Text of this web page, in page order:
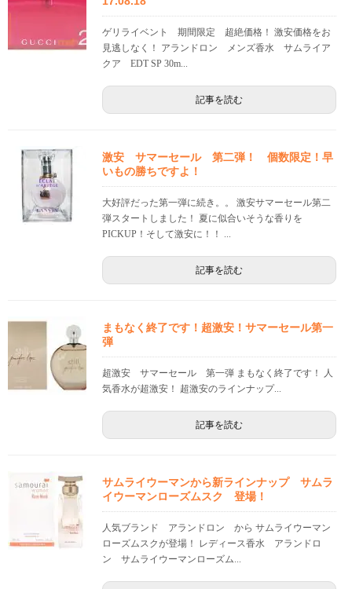
ゲリライベント 期間限定 超絶価格！ 激安価格をお
見逃しなく！ アランドロン メンズ香水 サムライア
クア EDT SP 30m...
記事を読む
激安 サマーセール 第二弾！ 個数限定！早
いもの勝ちですよ！
大好評だった第一弾に続き。。 激安サマーセール第二
弾スタートしました！ 夏に似合いそうな香りを
PICKUP！そして激安に！！ ...
記事を読む
まもなく終了です！超激安！サマーセール第一
弾
超激安 サマーセール 第一弾 まもなく終了です！ 人
気香水が超激安！ 超激安のラインナップ...
記事を読む
サムライウーマンから新ラインナップ サムラ
イウーマンローズムスク 登場！
人気ブランド アランドロン から サムライウーマン
ローズムスクが登場！ レディース香水 アランドロ
ン サムライウーマンローズム...